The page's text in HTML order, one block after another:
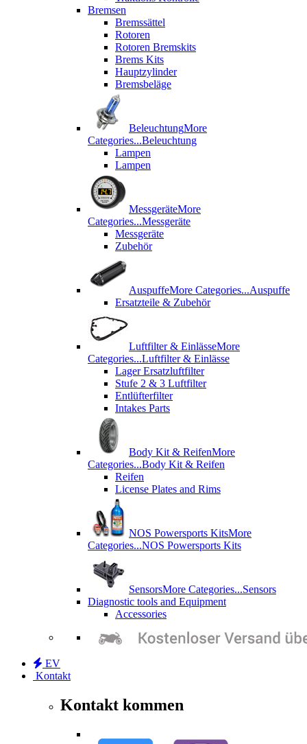
Bremsen
Bremssättel
Rotoren
Rotoren Bremskits
Brems Kits
Hauptzylinder
Bremsbeläge
BeleuchtungMore
Categories...Beleuchtung
Lampen
Lampen
MessgeräteMore
Categories...Messgeräte
Messgeräte
Zubehör
AuspuffeMore Categories...Auspuffe
Ersatzteile & Zubehör
Luftfilter & EinlässeMore
Categories...Luftfilter & Einlässe
Lager Ersatzluftfilter
Stufe 2 & 3 Luftfilter
Entlüfterfilter
Intakes Parts
Body Kit & ReifenMore
Categories...Body Kit & Reifen
Reifen
License Plates and Rims
NOS Powersports KitsMore
Categories...NOS Powersports Kits
SensorsMore Categories...Sensors
Diagnostic tools and Equipment
Accessories
EV
Kontakt
Kontakt kommen